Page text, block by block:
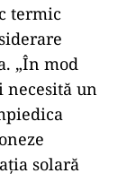
termic
„În mod
necesită un
solară